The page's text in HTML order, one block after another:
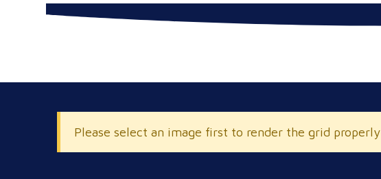
Please select an image first to render the grid properly